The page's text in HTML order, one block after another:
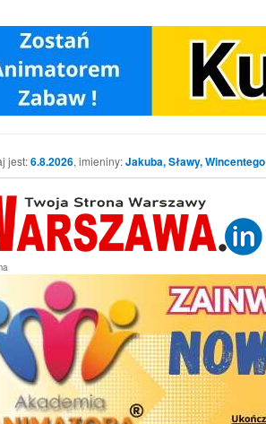
jest:6.8.2026, imieniny:Jakuba, Sławy, Wincentego